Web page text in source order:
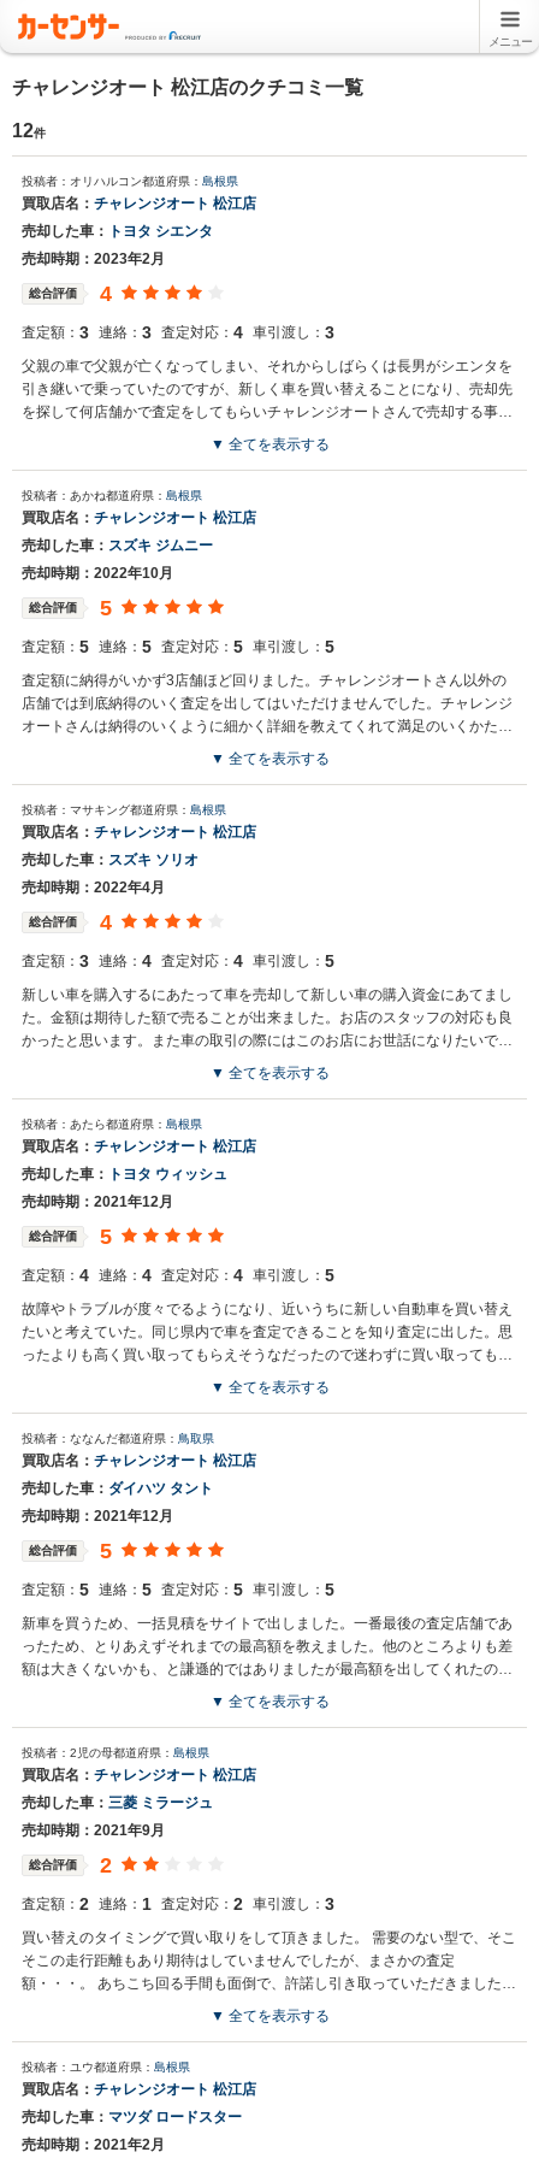
メニュー
チャレンジオート 松江店のクチコミ一覧
12件
投稿者：オリハルコン都道府県： 島根県
買取店名： チャレンジオート 松江店
売却した車：
トヨタ シエンタ
売却時期：2023年2月
総合評価 4
査定額： 3 連絡： 3 査定対応： 4 車引渡し： 3
父親の車で父親が亡くなってしまい、それからしばらくは長男がシエンタを
引き継いで乗っていたのですが、新しく車を買い替えることになり、売却先
を探して何店舗かで査定をしてもらいチャレンジオートさんで売却する事に
しました。金額にはやや不満はあったものの最終的には納得して売却できた
▼ 全てを表示する
投稿者：あかね都道府県： 島根県
買取店名： チャレンジオート 松江店
売却した車： スズキ ジムニー
売却時期：2022年10月
総合評価 5
査定額： 5 連絡： 5 査定対応： 5 車引渡し： 5
査定額に納得がいかず3店舗ほど回りました。チャレンジオートさん以外の
店舗では到底納得のいく査定を出してはいただけませんでした。チャレンジ
オートさんは納得のいくように細かく詳細を教えてくれて満足のいくかたち
▼ 全てを表示する
投稿者：マサキング都道府県： 島根県
買取店名： チャレンジオート 松江店
売却した車： スズキ ソリオ
売却時期：2022年4月
総合評価 4
査定額： 3 連絡： 4 査定対応： 4 車引渡し： 5
新しい車を購入するにあたって車を売却して新しい車の購入資金にあてまし
た。金額は期待した額で売ることが出来ました。お店のスタッフの対応も良
かったと思います。また車の取引の際にはこのお店にお世話になりたいで
▼ 全てを表示する
投稿者：あたら都道府県： 島根県
買取店名： チャレンジオート 松江店
売却した車：
トヨタ ウィッシュ
売却時期：2021年12月
総合評価 5
査定額： 4 連絡： 4 査定対応： 4 車引渡し： 5
故障やトラブルが度々でるようになり、近いうちに新しい自動車を買い替え
たいと考えていた。同じ県内で車を査定できることを知り査定に出した。思
ったよりも高く買い取ってもらえそうなだったので迷わずに買い取ってもら
▼ 全てを表示する
投稿者：ななんだ都道府県： 鳥取県
買取店名： チャレンジオート 松江店
売却した車： ダイハツ タント
売却時期：2021年12月
総合評価 5
査定額： 5 連絡： 5 査定対応： 5 車引渡し： 5
新車を買うため、一括見積をサイトで出しました。一番最後の査定店舗であ
ったため、とりあえずそれまでの最高額を教えました。他のところよりも差
額は大きくないかも、と謙遜的ではありましたが最高額を出してくれたので
▼ 全てを表示する
投稿者：2児の母都道府県： 島根県
買取店名： チャレンジオート 松江店
売却した車： 三菱 ミラージュ
売却時期：2021年9月
総合評価 2
査定額： 2 連絡： 1 査定対応： 2 車引渡し： 3
買い替えのタイミングで買い取りをして頂きました。 需要のない型で、そこ
そこの走行距離もあり期待はしていませんでしたが、まさかの査定
額・・・。 あちこち回る手間も面倒で、許諾し引き取っていただきました。
引取りの日、担当さんにお会いしましたが全く愛想もなく、会話のコミュニ
当に残念。
▼ 全てを表示する
投稿者：ユウ都道府県： 島根県
買取店名： チャレンジオート 松江店
売却した車： マツダ ロードスター
売却時期：2021年2月